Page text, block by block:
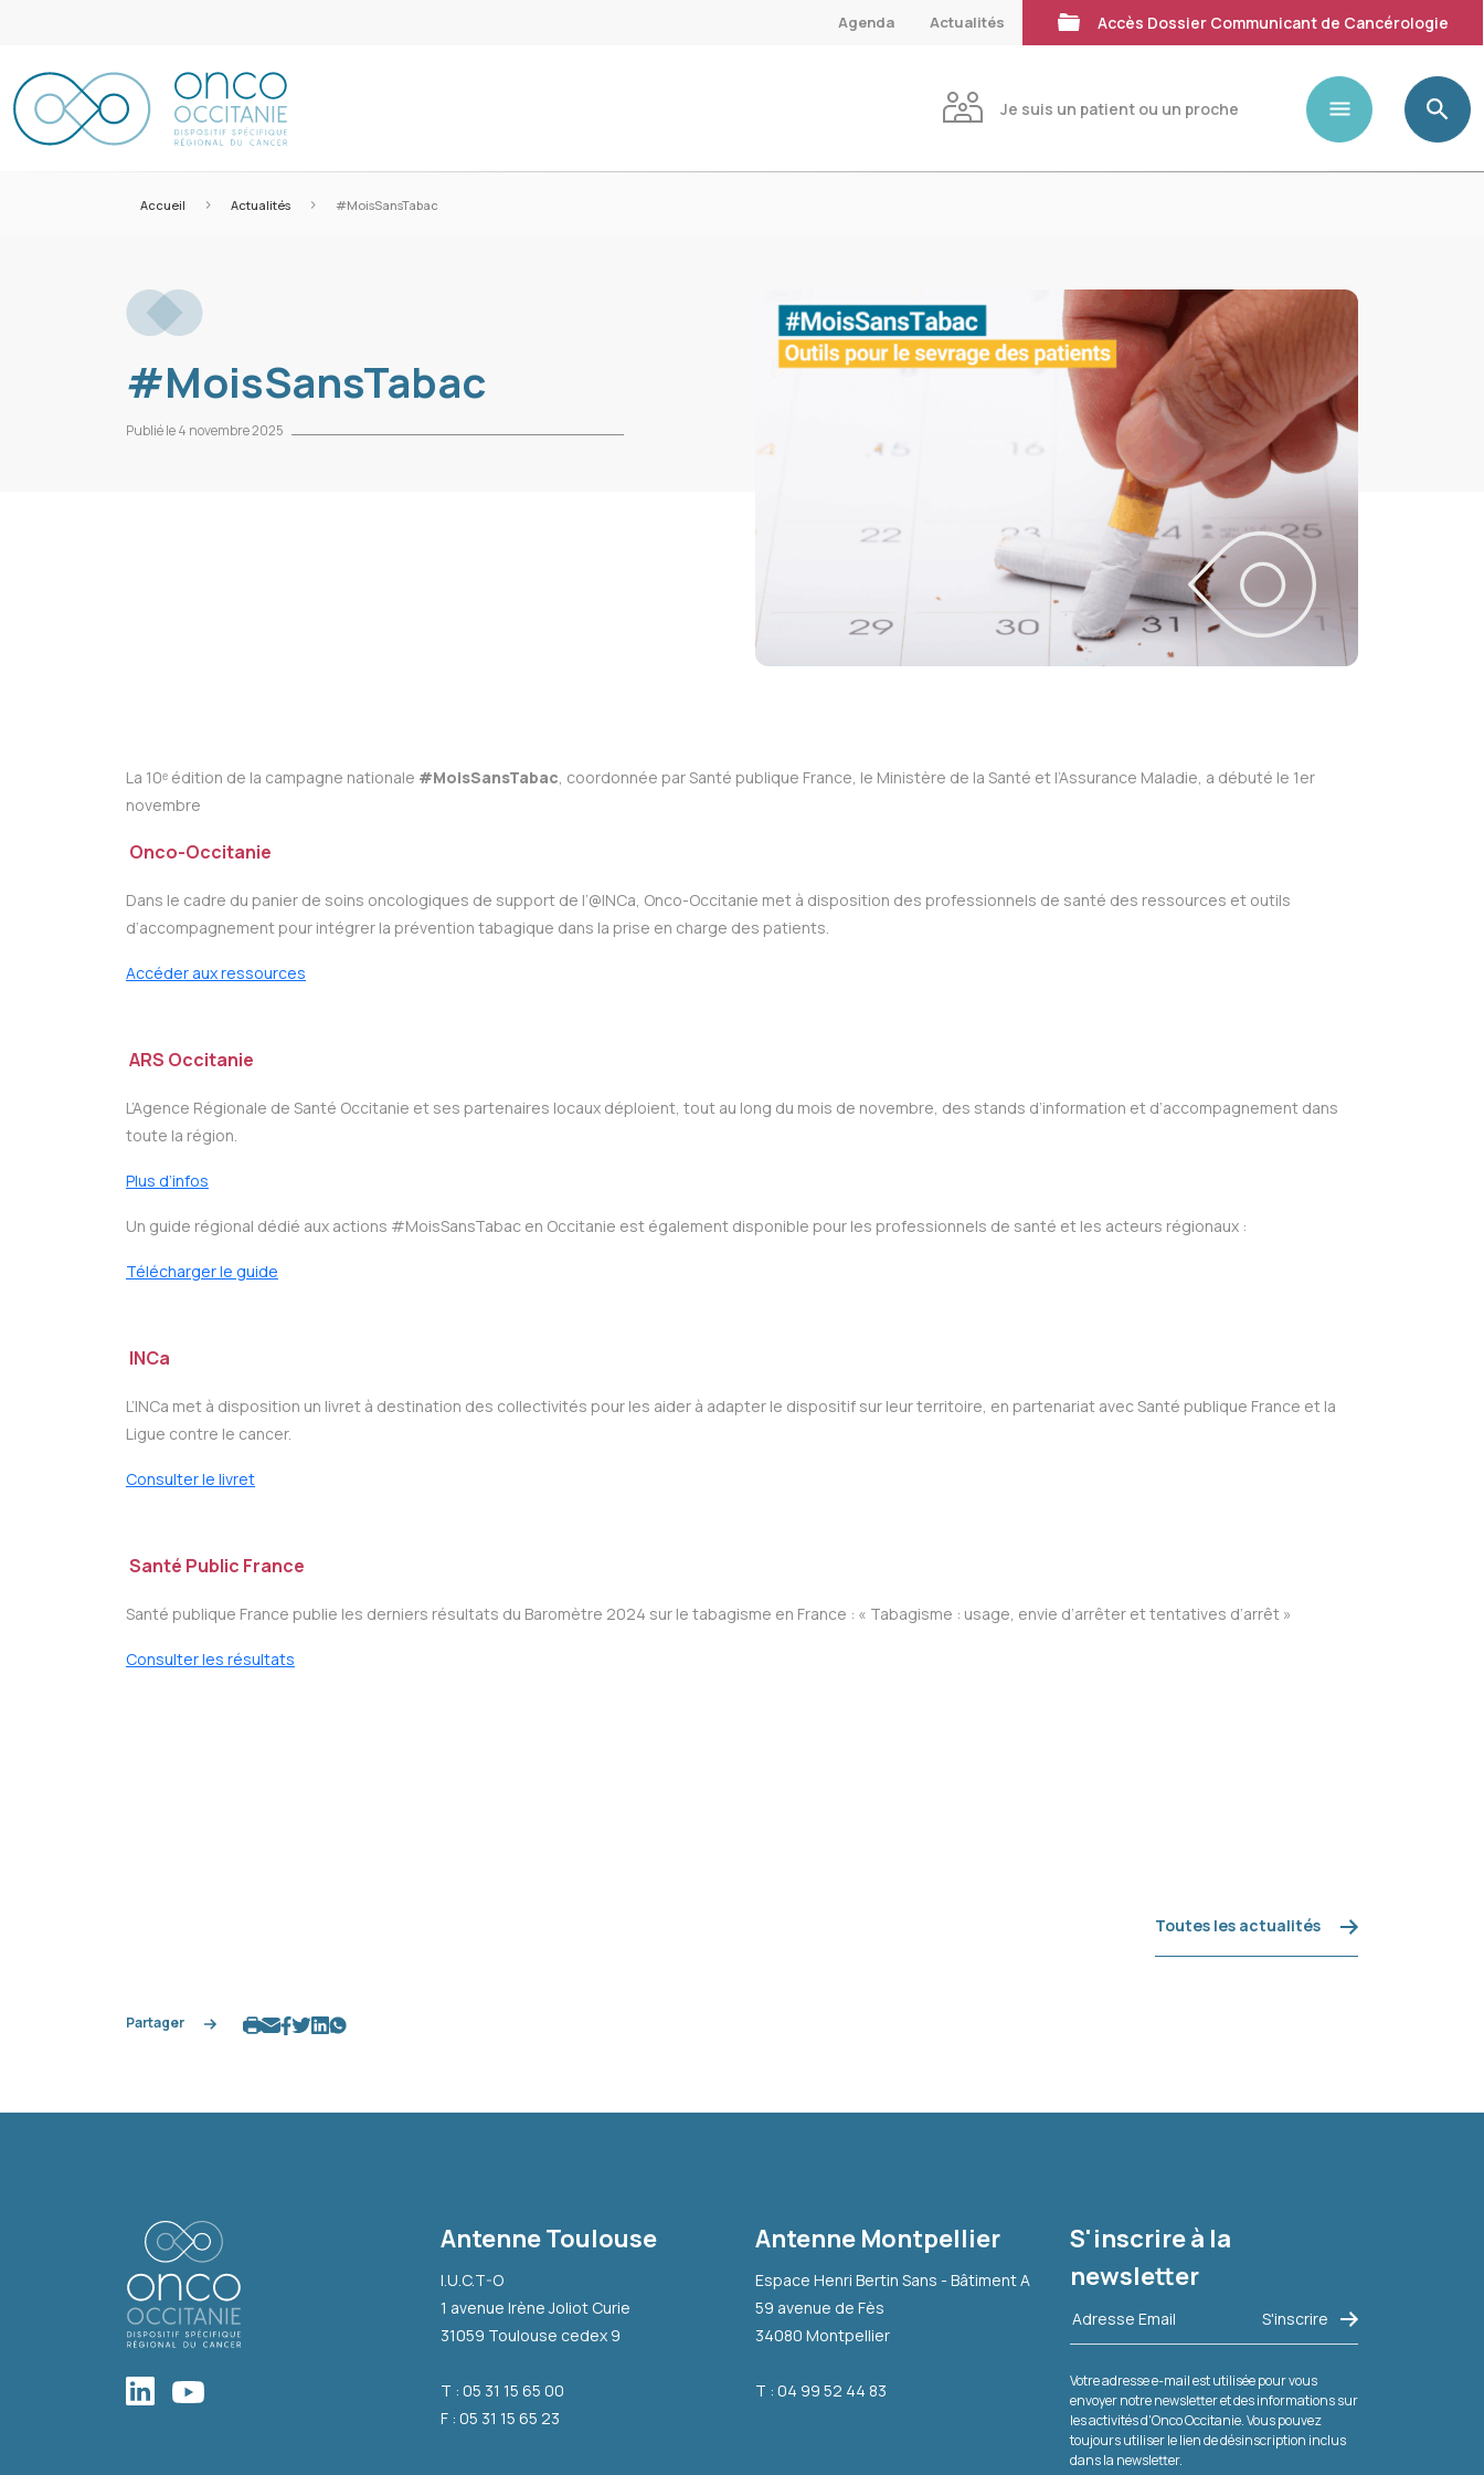
Agenda Actualités Accès Dossier Communicant de Cancérologie
Je suis un patient ou un proche
Accueil > Actualités > #MoisSansTabac
#MoisSansTabac
Publié le 4 novembre 2025
La 10ᵉ édition de la campagne nationale #MoisSansTabac, coordonnée par Santé publique France, le Ministère de la Santé et l’Assurance Maladie, a débuté le 1er
novembre
Onco-Occitanie
Dans le cadre du panier de soins oncologiques de support de l’@INCa, Onco-Occitanie met à disposition des professionnels de santé des ressources et outils
d’accompagnement pour intégrer la prévention tabagique dans la prise en charge des patients.
Accéder aux ressources
ARS Occitanie
L’Agence Régionale de Santé Occitanie et ses partenaires locaux déploient, tout au long du mois de novembre, des stands d’information et d’accompagnement dans
toute la région.
Plus d’infos
Un guide régional dédié aux actions #MoisSansTabac en Occitanie est également disponible pour les professionnels de santé et les acteurs régionaux :
Télécharger le guide
INCa
L’INCa met à disposition un livret à destination des collectivités pour les aider à adapter le dispositif sur leur territoire, en partenariat avec Santé publique France et la
Ligue contre le cancer.
Consulter le livret
Santé Public France
Santé publique France publie les derniers résultats du Baromètre 2024 sur le tabagisme en France : « Tabagisme : usage, envie d’arrêter et tentatives d’arrêt »
Consulter les résultats
Toutes les actualités
Partager
Antenne Toulouse
I.U.C.T-O
1 avenue Irène Joliot Curie
31059 Toulouse cedex 9
T : 05 31 15 65 00
F : 05 31 15 65 23
Antenne Montpellier
Espace Henri Bertin Sans - Bâtiment A
59 avenue de Fès
34080 Montpellier
T : 04 99 52 44 83
S'inscrire à la
newsletter
Votre adresse e-mail est utilisée pour vous
envoyer notre newsletter et des informations sur
les activités d'Onco Occitanie. Vous pouvez
toujours utiliser le lien de désinscription inclus
dans la newsletter.